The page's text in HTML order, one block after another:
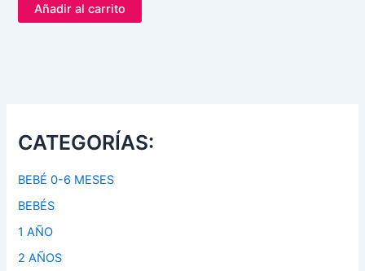
Añadir al carrito
CATEGORÍAS:
BEBÉ 0-6 MESES
BEBÉS
1 AÑO
2 AÑOS